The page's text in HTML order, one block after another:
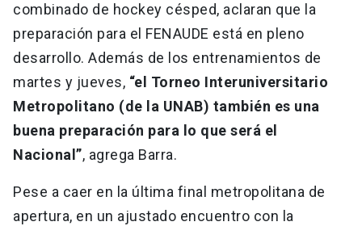
combinado de hockey césped, aclaran que la
preparación para el FENAUDE está en pleno
desarrollo. Además de los entrenamientos de
martes y jueves, “el Torneo Interuniversitario
Metropolitano (de la UNAB) también es una
buena preparación para lo que será el
Nacional”, agrega Barra.
Pese a caer en la última final metropolitana de
apertura, en un ajustado encuentro con la